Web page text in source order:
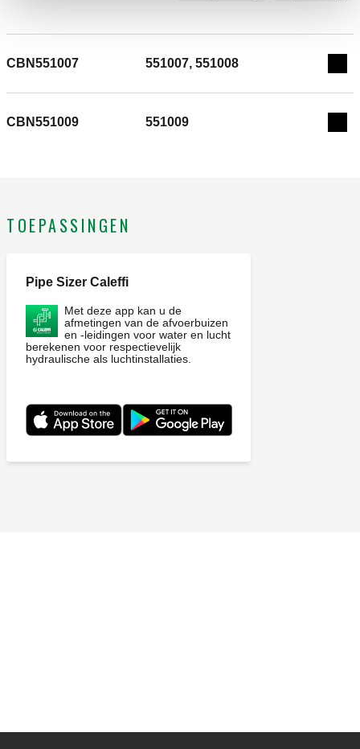
CBN551007
551007, 551008
CBN551009 551009
TOEPASSINGEN
Pipe Sizer Caleffi
Met deze app kan u de
afmetingen van de afvoerbuizen
en -leidingen voor water en lucht
berekenen voor respectievelijk
hydraulische als luchtinstallaties.